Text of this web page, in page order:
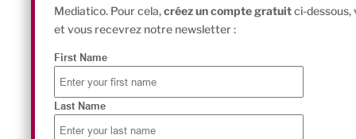
Mediatico. Pour cela,créez un compte gratuitci-dessous,
et vous recevrez notre newsletter :
First Name
Last Name